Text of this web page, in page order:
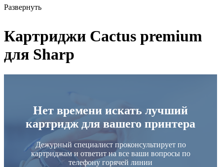
Развернуть
Картриджи Cactus premium
для Sharp
Нет времени искать лучший
картридж для вашего принтера
Дежурный специалист проконсультирует по
картриджам и ответит на все ваши вопросы по
телефону горячей линии